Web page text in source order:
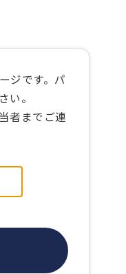
ジです。パ
い。
者までご連